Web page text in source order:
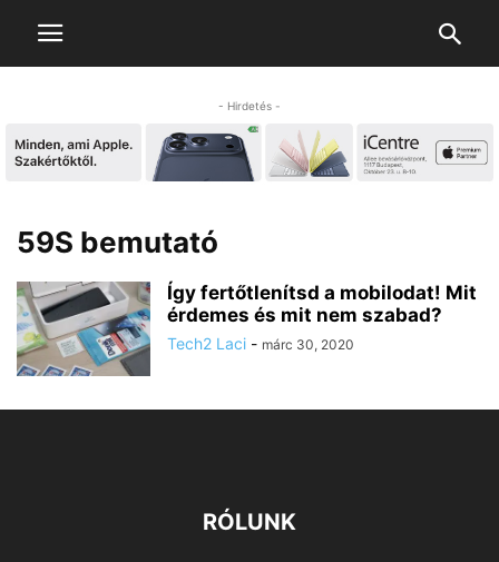
- Hirdetés -
59S bemutató
Így fertőtlenítsd a mobilodat! Mit
érdemes és mit nem szabad?
Tech2 Laci - márc 30, 2020
RÓLUNK